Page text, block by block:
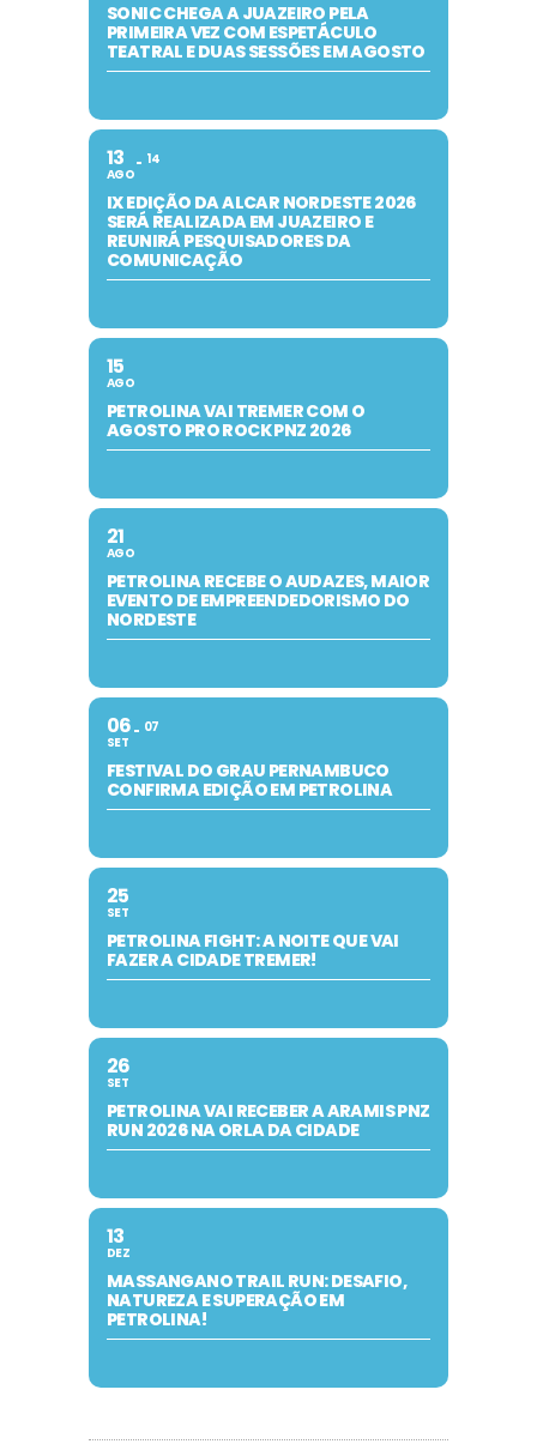
SONIC CHEGA A JUAZEIRO PELA
PRIMEIRA VEZ COM ESPETÁCULO
TEATRAL E DUAS SESSÕES EM AGOSTO
13
AGO
14
IX EDIÇÃO DA ALCAR NORDESTE 2026
SERÁ REALIZADA EM JUAZEIRO E
REUNIRÁ PESQUISADORES DA
COMUNICAÇÃO
15
AGO
PETROLINA VAI TREMER COM O
AGOSTO PRO ROCK PNZ 2026
21
AGO
PETROLINA RECEBE O AUDAZES, MAIOR
EVENTO DE EMPREENDEDORISMO DO
NORDESTE
06
SET
07
FESTIVAL DO GRAU PERNAMBUCO
CONFIRMA EDIÇÃO EM PETROLINA
25
SET
PETROLINA FIGHT: A NOITE QUE VAI
FAZER A CIDADE TREMER!
26
SET
PETROLINA VAI RECEBER A ARAMIS PNZ
RUN 2026 NA ORLA DA CIDADE
13
DEZ
MASSANGANO TRAIL RUN: DESAFIO,
NATUREZA E SUPERAÇÃO EM
PETROLINA!